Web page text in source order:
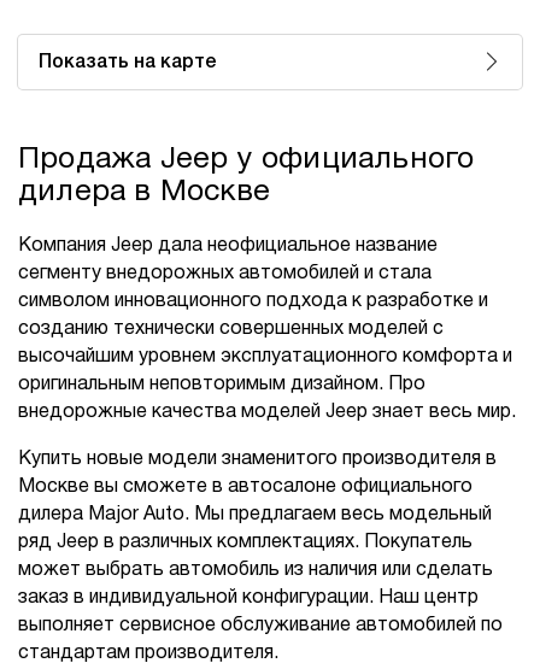
Показать на карте
Продажа Jeep у официального
дилера в Москве
Компания Jeep дала неофициальное название
сегменту внедорожных автомобилей и стала
символом инновационного подхода к разработке и
созданию технически совершенных моделей с
высочайшим уровнем эксплуатационного комфорта и
оригинальным неповторимым дизайном. Про
внедорожные качества моделей Jeep знает весь мир.
Купить новые модели знаменитого производителя в
Москве вы сможете в автосалоне официального
дилера Major Auto. Мы предлагаем весь модельный
ряд Jeep в различных комплектациях. Покупатель
может выбрать автомобиль из наличия или сделать
заказ в индивидуальной конфигурации. Наш центр
выполняет сервисное обслуживание автомобилей по
стандартам производителя.